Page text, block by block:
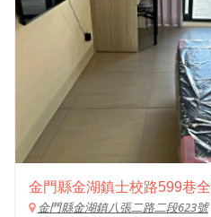
金門縣金湖鎮士校路599巷
金門縣金湖鎮八張二路二段623號